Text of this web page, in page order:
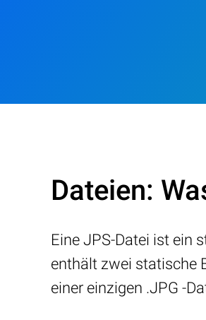
Dateien:
Eine JPS-Datei ist ein
enthält zwei statische
einer einzigen .JPG -